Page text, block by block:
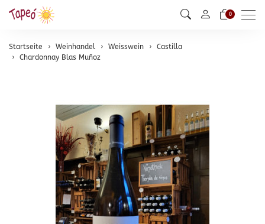
0
Startseite Weinhandel Weisswein
Castilla
Chardonnay Blas Muñoz